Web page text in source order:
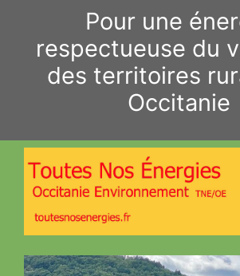
contenu
Pour une
respectueuse du
des territoires
Occitanie